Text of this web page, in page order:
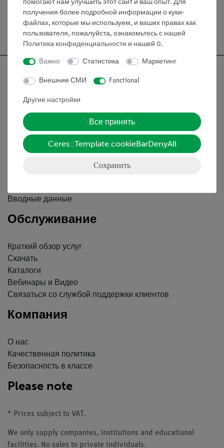
Бесплатная доставка от 300,- €
Информация
Вводные данные
Обслуживание
Краткий обзор услуг
Скачать
Каталоги
Вебинары и Видео
Связаться со службой поддержки клиентов
Компания
О нас
Качественная политика
Безопасность в классе
Please note
* Prices subject to VAT.
We only supply companies, institutions and educational
facilities. No sales to private individuals.
помогают нам улучшить этот сайт и ваш опыт. Для
получения более подробной информации о куки-
файлах, которые мы используем, и ваших правах как
пользователя, пожалуйста, ознакомьтесь с нашей
Политика конфиденциальности и нашей 0.
Важно Статистика Маркетинг
Внешние СМИ Functional
Другие настройки
Все принять
Ceres::Template.cookieBarDenyAll
Сохранить